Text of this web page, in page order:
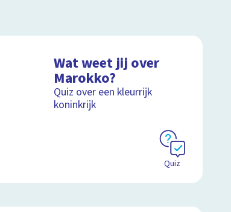
Wat weet jij over
Marokko?
Quiz over een kleurrijk
koninkrijk
Quiz